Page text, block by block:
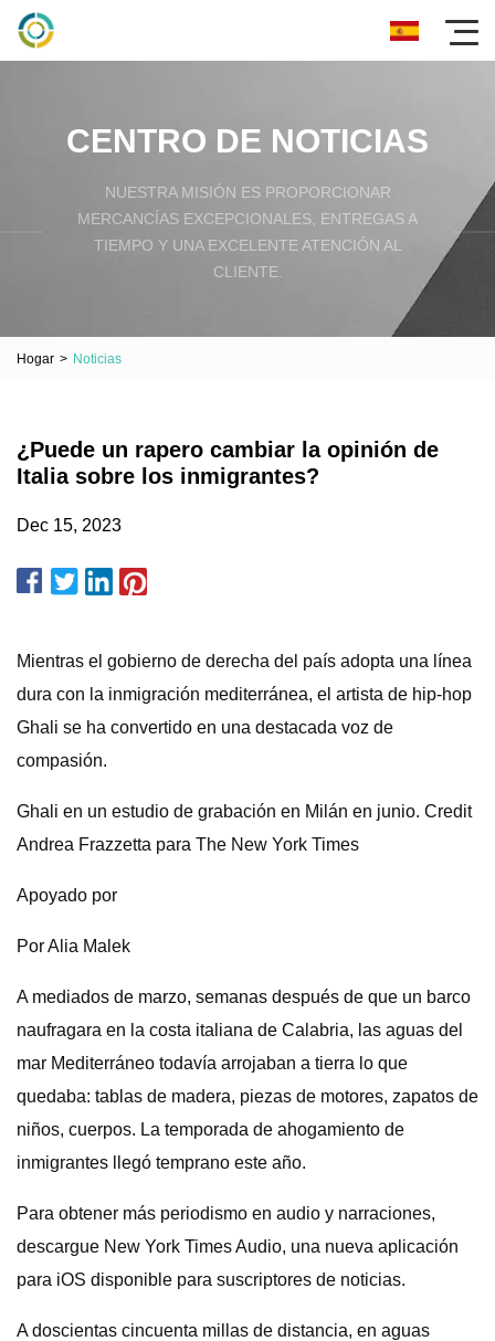
CENTRO DE NOTICIAS
NUESTRA MISIÓN ES PROPORCIONAR
MERCANCÍAS EXCEPCIONALES, ENTREGAS A
TIEMPO Y UNA EXCELENTE ATENCIÓN AL
CLIENTE.
Hogar > Noticias
¿Puede un rapero cambiar la opinión de
Italia sobre los inmigrantes?
Dec 15, 2023
Mientras el gobierno de derecha del país adopta una línea
dura con la inmigración mediterránea, el artista de hip-hop
Ghali se ha convertido en una destacada voz de
compasión.
Ghali en un estudio de grabación en Milán en junio. Credit
Andrea Frazzetta para The New York Times
Apoyado por
Por Alia Malek
A mediados de marzo, semanas después de que un barco
naufragara en la costa italiana de Calabria, las aguas del
mar Mediterráneo todavía arrojaban a tierra lo que
quedaba: tablas de madera, piezas de motores, zapatos de
niños, cuerpos. La temporada de ahogamiento de
inmigrantes llegó temprano este año.
Para obtener más periodismo en audio y narraciones,
descargue New York Times Audio, una nueva aplicación
para iOS disponible para suscriptores de noticias.
A doscientas cincuenta millas de distancia, en aguas